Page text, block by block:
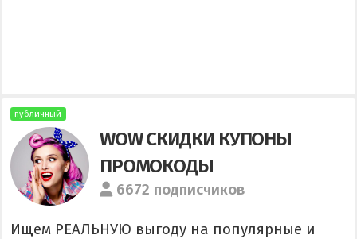
публичный
WOW СКИДКИ КУПОНЫ
ПРОМОКОДЫ
6672 подписчиков
Ищем РЕАЛЬНУЮ выгоду на популярные и